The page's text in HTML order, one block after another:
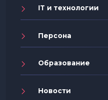
IT и технологии
Персона
Образование
Новости